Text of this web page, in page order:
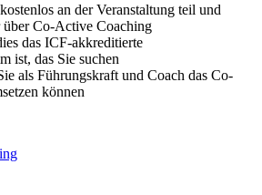
an der Veranstaltung teil und
über Co-Active Coaching
das ICF-akkreditierte
ist, das Sie suchen
als Führungskraft und Coach das Co-
können